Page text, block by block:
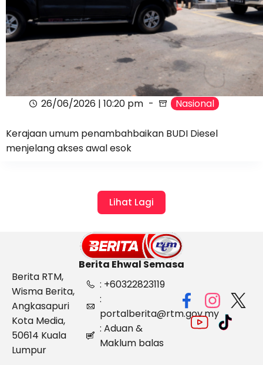
26/06/2026 | 10:20 pm Nasional
Kerajaan umum penambahbaikan BUDI Diesel
menjelang akses awal esok
Lihat Lagi
Berita Ehwal Semasa
Berita RTM,
Wisma Berita,
Angkasapuri
Kota Media,
50614 Kuala
Lumpur
: +60322823119
:
portalberita@rtm.gov.my
: Aduan &
Maklum balas